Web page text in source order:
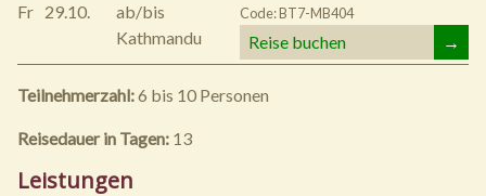
Fr 29.10.
ab/bis
Kathmandu
Code: BT7-MB404
Reise buchen →
Teilnehmerzahl:6 bis 10 Personen
Reisedauer in Tagen: 13
Leistungen